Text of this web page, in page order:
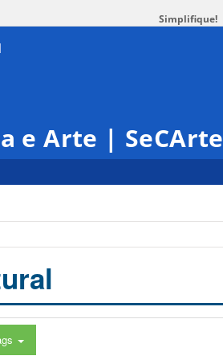
Simplifique!
e Arte | SeCArte